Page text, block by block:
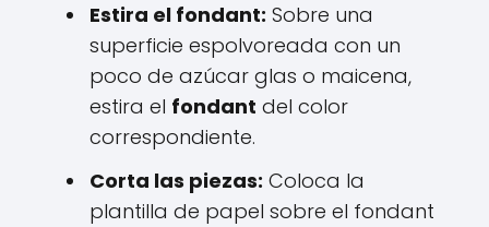
Estira el fondant: Sobre una
superficie espolvoreada con un
poco de azúcar glas o maicena,
estira el fondant del color
correspondiente.
Corta las piezas: Coloca la
plantilla de papel sobre el fondant